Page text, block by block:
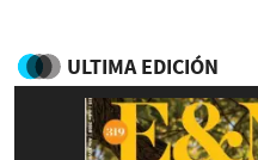
ULTIMA EDICIÓN